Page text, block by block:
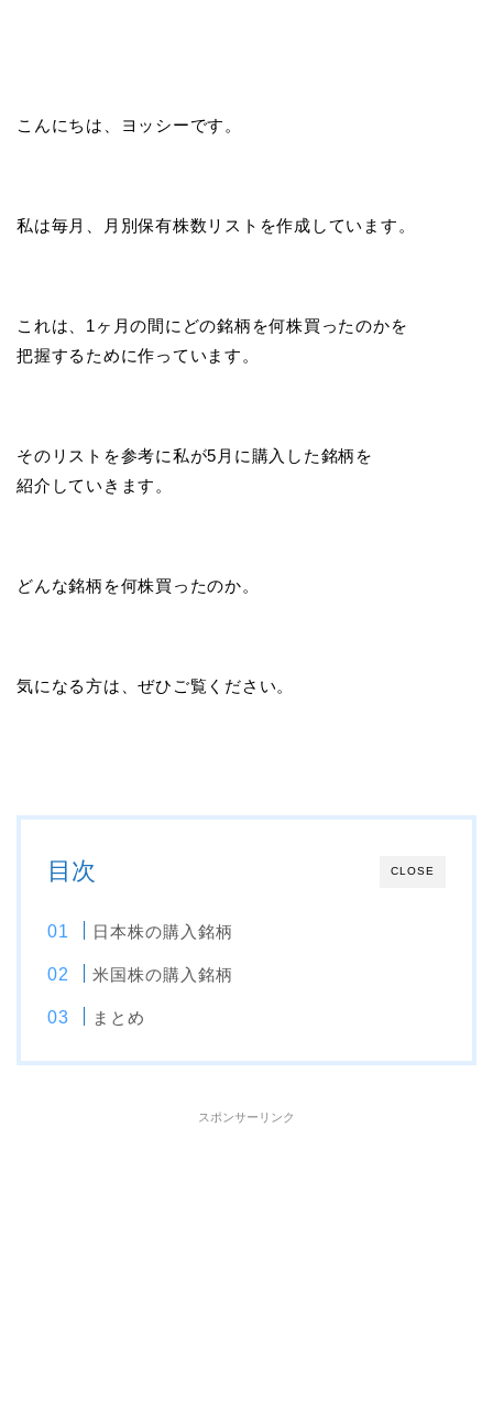
こんにちは、ヨッシーです。
私は毎月、月別保有株数リストを作成しています。
これは、1ヶ月の間にどの銘柄を何株買ったのかを
把握するために作っています。
そのリストを参考に私が5月に購入した銘柄を
紹介していきます。
どんな銘柄を何株買ったのか。
気になる方は、ぜひご覧ください。
CLOSE
目次
日本株の購入銘柄
米国株の購入銘柄
まとめ
スポンサーリンク